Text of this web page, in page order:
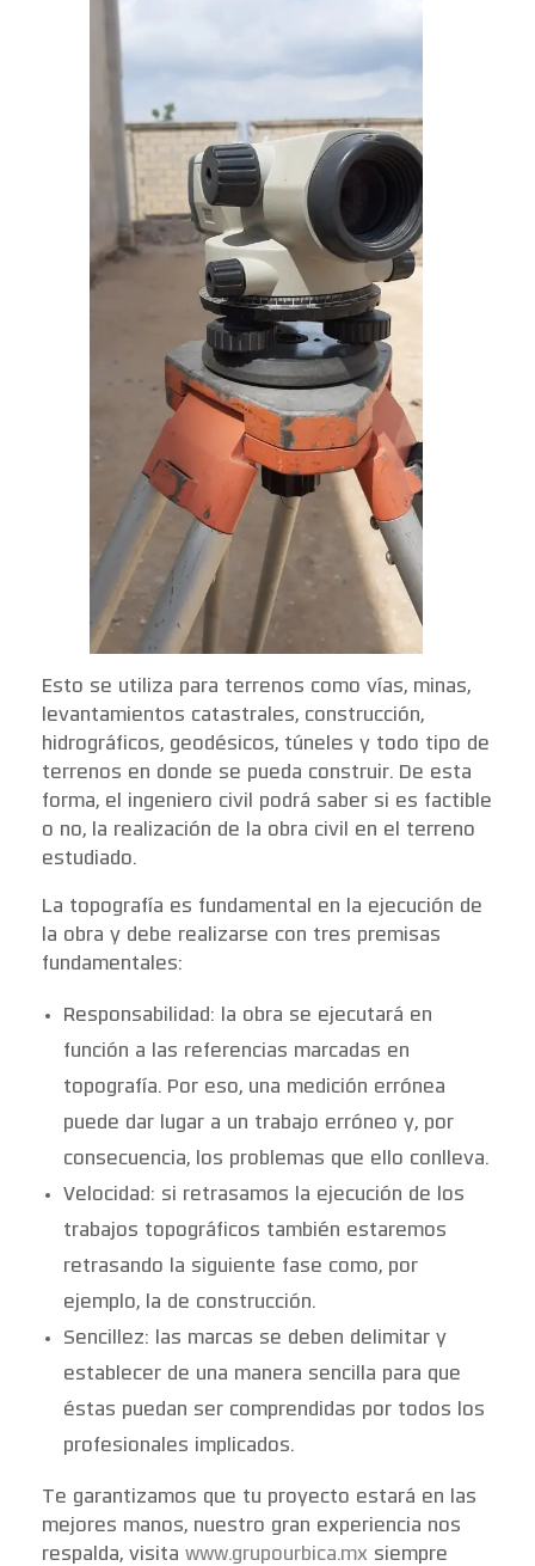
Esto se utiliza para terrenos como vías, minas,
levantamientos catastrales, construcción,
hidrográficos, geodésicos, túneles y todo tipo de
terrenos en donde se pueda construir. De esta
forma, el ingeniero civil podrá saber si es factible
o no, la realización de la obra civil en el terreno
estudiado.
La topografía es fundamental en la ejecución de
la obra y debe realizarse con tres premisas
fundamentales:
Responsabilidad: la obra se ejecutará en
función a las referencias marcadas en
topografía. Por eso, una medición errónea
puede dar lugar a un trabajo erróneo y, por
consecuencia, los problemas que ello conlleva.
Velocidad: si retrasamos la ejecución de los
trabajos topográficos también estaremos
retrasando la siguiente fase como, por
ejemplo, la de construcción.
Sencillez: las marcas se deben delimitar y
establecer de una manera sencilla para que
éstas puedan ser comprendidas por todos los
profesionales implicados.
Te garantizamos que tu proyecto estará en las
mejores manos, nuestro gran experiencia nos
respalda, visita www.grupourbica.mx siempre